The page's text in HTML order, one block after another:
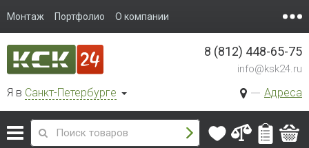
Монтаж Портфолио О компании
Я в Санкт-Петербурге Адреса
8 (812) 448-65-75
info@ksk24.ru